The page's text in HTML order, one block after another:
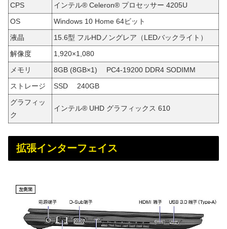
CPS
インテル® Celeron® プロセッサー 4205U
OS
Windows 10 Home 64ビット
液晶
15.6型 フルHDノングレア（LEDバックライト）
解像度
1,920×1,080
メモリ
8GB (8GB×1) PC4-19200 DDR4 SODIMM
ストレージ
SSD 240GB
グラフィッ
ク
インテル® UHD グラフィックス 610
拡張インターフェイス